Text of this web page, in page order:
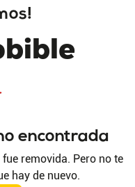
encontrada
removida. Pero no te
hay de nuevo.